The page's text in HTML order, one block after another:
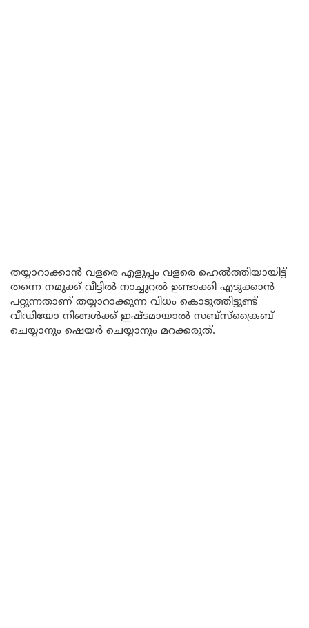
തയ്യാറാക്കാൻ വളരെ എളുപ്പം വളരെ ഹെൽത്തിയായിട്ട്
തന്നെ നമുക്ക് വീട്ടിൽ നാച്ചുറൽ ഉണ്ടാക്കി എടുക്കാൻ
പറ്റുന്നതാണ് തയ്യാറാക്കുന്ന വിധം കൊടുത്തിട്ടുണ്ട്
വീഡിയോ നിങ്ങൾക്ക് ഇഷ്ടമായാൽ സബ്സ്ക്രൈബ്
ചെയ്യാനും ഷെയർ ചെയ്യാനും മറക്കരുത്.